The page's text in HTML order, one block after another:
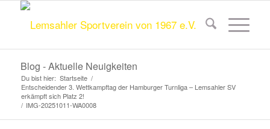
Blog - Aktuelle Neuigkeiten
Du bist hier: Startseite /
Entscheidender 3. Wettkampftag der Hamburger Turnliga – Lemsahler SV
erkämpft sich Platz 2!
/ IMG-20251011-WA0008